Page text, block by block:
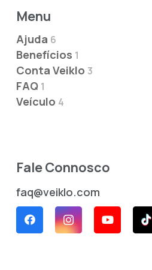
Menu
Ajuda 6
Benefícios 1
Conta Veiklo 3
FAQ 1
Veículo 4
Fale Connosco
faq@veiklo.com